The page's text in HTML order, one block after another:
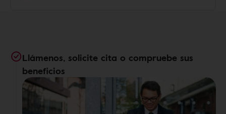
Llámenos, solicite cita o compruebe sus
beneficios